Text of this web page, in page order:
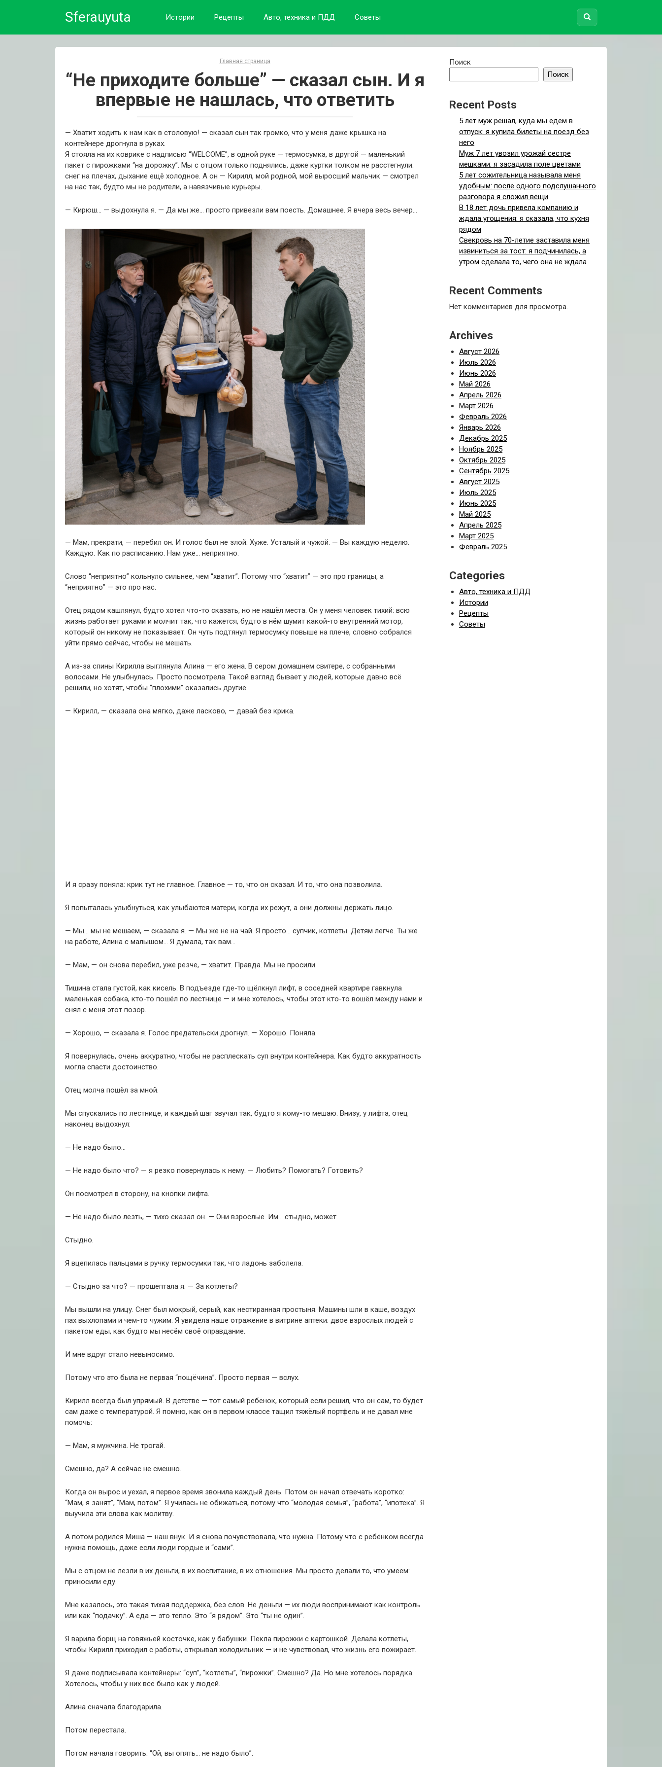
Sferauyuta Истории Рецепты Авто, техника и ПДД Советы
Главная страница
“Не приходите больше” — сказал сын. И я
впервые не нашлась, что ответить
— Хватит ходить к нам как в столовую! — сказал сын так громко, что у меня даже крышка на
контейнере дрогнула в руках.
Я стояла на их коврике с надписью “WELCOME”, в одной руке — термосумка, в другой — маленький
пакет с пирожками “на дорожку”. Мы с отцом только поднялись, даже куртки толком не расстегнули:
снег на плечах, дыхание ещё холодное. А он — Кирилл, мой родной, мой выросший мальчик — смотрел
на нас так, будто мы не родители, а навязчивые курьеры.
— Кирюш… — выдохнула я. — Да мы же… просто привезли вам поесть. Домашнее. Я вчера весь вечер…
— Мам, прекрати, — перебил он. И голос был не злой. Хуже. Усталый и чужой. — Вы каждую неделю.
Каждую. Как по расписанию. Нам уже… неприятно.
Слово “неприятно” кольнуло сильнее, чем “хватит”. Потому что “хватит” — это про границы, а
“неприятно” — это про нас.
Отец рядом кашлянул, будто хотел что-то сказать, но не нашёл места. Он у меня человек тихий: всю
жизнь работает руками и молчит так, что кажется, будто в нём шумит какой-то внутренний мотор,
который он никому не показывает. Он чуть подтянул термосумку повыше на плече, словно собрался
уйти прямо сейчас, чтобы не мешать.
А из-за спины Кирилла выглянула Алина — его жена. В сером домашнем свитере, с собранными
волосами. Не улыбнулась. Просто посмотрела. Такой взгляд бывает у людей, которые давно всё
решили, но хотят, чтобы “плохими” оказались другие.
— Кирилл, — сказала она мягко, даже ласково, — давай без крика.
И я сразу поняла: крик тут не главное. Главное — то, что он сказал. И то, что она позволила.
Я попыталась улыбнуться, как улыбаются матери, когда их режут, а они должны держать лицо.
— Мы… мы не мешаем, — сказала я. — Мы же не на чай. Я просто… супчик, котлеты. Детям легче. Ты же
на работе, Алина с малышом… Я думала, так вам…
— Мам, — он снова перебил, уже резче, — хватит. Правда. Мы не просили.
Тишина стала густой, как кисель. В подъезде где-то щёлкнул лифт, в соседней квартире гавкнула
маленькая собака, кто-то пошёл по лестнице — и мне хотелось, чтобы этот кто-то вошёл между нами и
снял с меня этот позор.
— Хорошо, — сказала я. Голос предательски дрогнул. — Хорошо. Поняла.
Я повернулась, очень аккуратно, чтобы не расплескать суп внутри контейнера. Как будто аккуратность
могла спасти достоинство.
Отец молча пошёл за мной.
Мы спускались по лестнице, и каждый шаг звучал так, будто я кому-то мешаю. Внизу, у лифта, отец
наконец выдохнул:
— Не надо было…
— Не надо было что? — я резко повернулась к нему. — Любить? Помогать? Готовить?
Он посмотрел в сторону, на кнопки лифта.
— Не надо было лезть, — тихо сказал он. — Они взрослые. Им… стыдно, может.
Стыдно.
Я вцепилась пальцами в ручку термосумки так, что ладонь заболела.
— Стыдно за что? — прошептала я. — За котлеты?
Мы вышли на улицу. Снег был мокрый, серый, как нестиранная простыня. Машины шли в каше, воздух
пах выхлопами и чем-то чужим. Я увидела наше отражение в витрине аптеки: двое взрослых людей с
пакетом еды, как будто мы несём своё оправдание.
И мне вдруг стало невыносимо.
Потому что это была не первая “пощёчина”. Просто первая — вслух.
Кирилл всегда был упрямый. В детстве — тот самый ребёнок, который если решил, что он сам, то будет
сам даже с температурой. Я помню, как он в первом классе тащил тяжёлый портфель и не давал мне
помочь:
— Мам, я мужчина. Не трогай.
Смешно, да? А сейчас не смешно.
Когда он вырос и уехал, я первое время звонила каждый день. Потом он начал отвечать коротко:
“Мам, я занят”, “Мам, потом”. Я училась не обижаться, потому что “молодая семья”, “работа”, “ипотека”. Я
выучила эти слова как молитву.
А потом родился Миша — наш внук. И я снова почувствовала, что нужна. Потому что с ребёнком всегда
нужна помощь, даже если люди гордые и “сами”.
Мы с отцом не лезли в их деньги, в их воспитание, в их отношения. Мы просто делали то, что умеем:
приносили еду.
Мне казалось, это такая тихая поддержка, без слов. Не деньги — их люди воспринимают как контроль
или как “подачку”. А еда — это тепло. Это “я рядом”. Это “ты не один”.
Я варила борщ на говяжьей косточке, как у бабушки. Пекла пирожки с картошкой. Делала котлеты,
чтобы Кирилл приходил с работы, открывал холодильник — и не чувствовал, что жизнь его пожирает.
Я даже подписывала контейнеры: “суп”, “котлеты”, “пирожки”. Смешно? Да. Но мне хотелось порядка.
Хотелось, чтобы у них всё было как у людей.
Алина сначала благодарила.
Потом перестала.
Потом начала говорить: “Ой, вы опять… не надо было”.
Поиск
Поиск
Recent Posts
5 лет муж решал, куда мы едем в
отпуск: я купила билеты на поезд без
него
Муж 7 лет увозил урожай сестре
мешками: я засадила поле цветами
5 лет сожительница называла меня
удобным: после одного подслушанного
разговора я сложил вещи
В 18 лет дочь привела компанию и
ждала угощения: я сказала, что кухня
рядом
Свекровь на 70-летие заставила меня
извиниться за тост: я подчинилась, а
утром сделала то, чего она не ждала
Recent Comments
Нет комментариев для просмотра.
Archives
Август 2026
Июль 2026
Июнь 2026
Май 2026
Апрель 2026
Март 2026
Февраль 2026
Январь 2026
Декабрь 2025
Ноябрь 2025
Октябрь 2025
Сентябрь 2025
Август 2025
Июль 2025
Июнь 2025
Май 2025
Апрель 2025
Март 2025
Февраль 2025
Categories
Авто, техника и ПДД
Истории
Рецепты
Советы